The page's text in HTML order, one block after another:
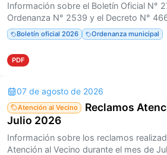
Información sobre el Boletín Oficial N°
Ordenanza N° 2539 y el Decreto N°
Boletín oficial 2026 Ordenanza municipal
PDF
07 de agosto de 2026
Atención al Vecino
Reclamos
Julio 2026
Información sobre los reclamos
Atención al Vecino durante el mes de